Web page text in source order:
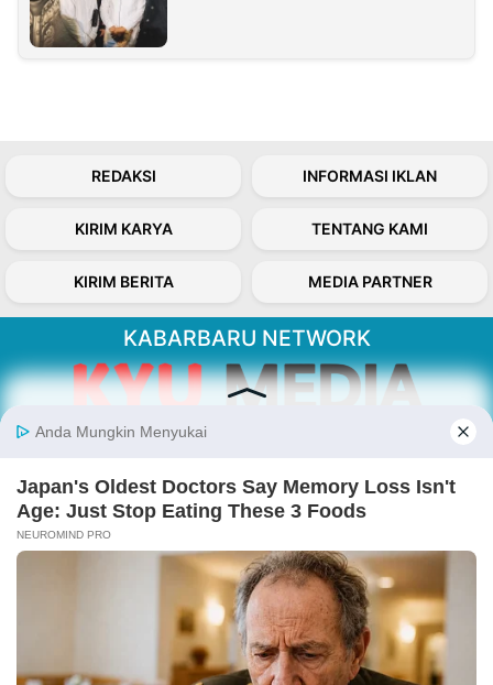
REDAKSI INFORMASI IKLAN
KIRIM KARYA TENTANG KAMI
KIRIM BERITA MEDIA PARTNER
KABARBARU NETWORK
Kabarbaru.co menyajikan berita aktual dan
inspiratif dari sudut pandang berbaik sangka
Follow Kabarbaru